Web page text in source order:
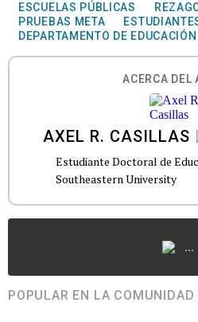
ESCUELAS PÚBLICAS
PRUEBAS META
DEPARTAMENTO DE EDUCACIÓN
ACERCA DEL
AXEL R. CASILLAS
Estudiante Doctoral de
Southeastern University
...
POPULAR EN LA COMUNIDAD